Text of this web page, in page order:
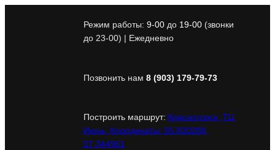
Режим работы: 9-00 до 19-00 (звонки
до 23-00) | Ежедневно
Позвонить нам 8 (903) 179-79-73
Построить маршрут: Красногорск, ТЦ
Июнь, Координаты: 55.820288,
37.344961